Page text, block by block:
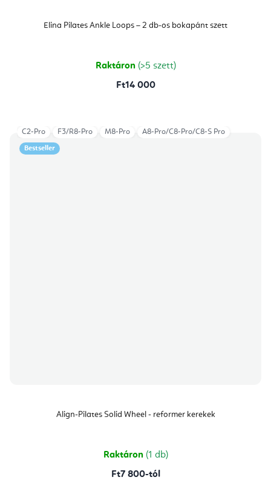
Elina Pilates Ankle Loops – 2 db-os bokapánt szett
Raktáron (>5 szett)
Ft14 000
Bestseller
Align-Pilates Solid Wheel - reformer kerekek
Raktáron (1 db)
Ft7 800-tól
C2-Pro F3/R8-Pro M8-Pro A8-Pro/C8-Pro/C8-S Pro